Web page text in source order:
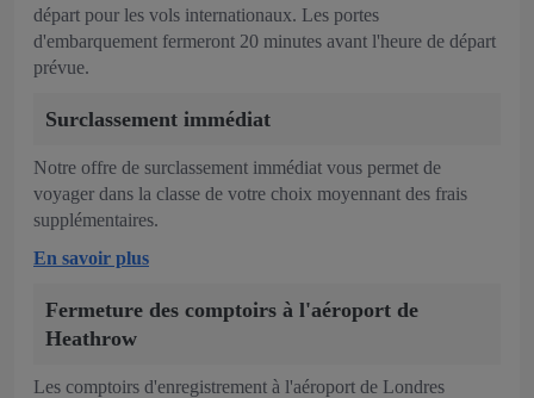
départ pour les vols internationaux. Les portes
d'embarquement fermeront 20 minutes avant l'heure de départ
prévue.
Surclassement immédiat
Notre offre de surclassement immédiat vous permet de
voyager dans la classe de votre choix moyennant des frais
supplémentaires.
En savoir plus
Fermeture des comptoirs à l'aéroport de
Heathrow
Les comptoirs d'enregistrement à l'aéroport de Londres